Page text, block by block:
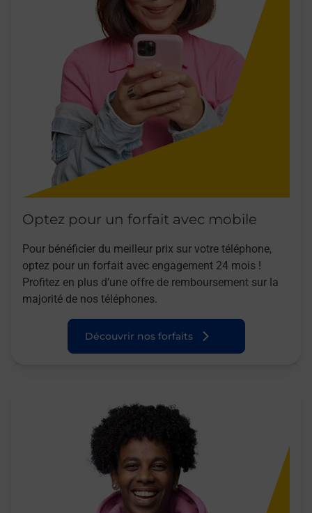
Optez pour un forfait avec mobile
Pour bénéficier du meilleur prix sur votre téléphone,
optez pour un forfait avec engagement 24 mois !
Profitez en plus d’une offre de remboursement sur la
majorité de nos téléphones.
Découvrir nos forfaits